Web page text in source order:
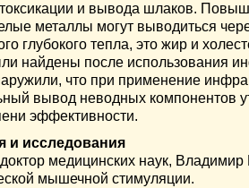
и вывода шлаков.
металлы могут выводиться
глубокого тепла, это жир и
найдены после использования
что при применение
вывод неводных компонентов
эффективности.
и исследования
медицинских наук,
мышечной стимуляции.